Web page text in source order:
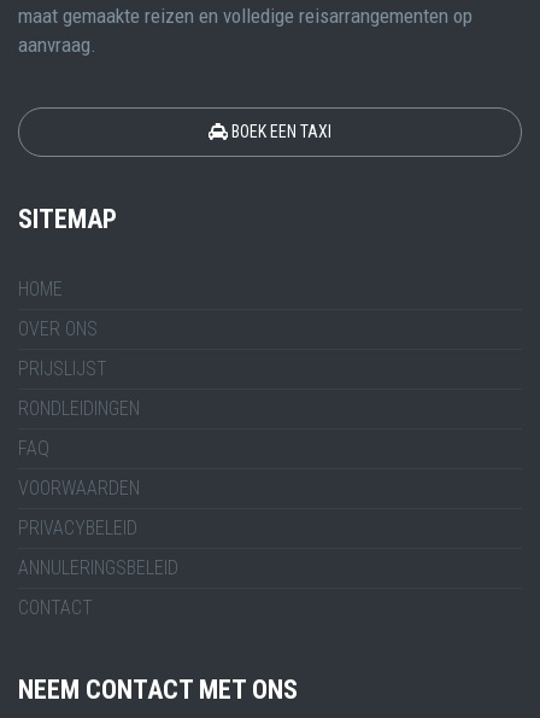
maat gemaakte reizen en volledige reisarrangementen op
aanvraag.
BOEK EEN TAXI
SITEMAP
HOME
OVER ONS
PRIJSLIJST
RONDLEIDINGEN
FAQ
VOORWAARDEN
PRIVACYBELEID
ANNULERINGSBELEID
CONTACT
NEEM CONTACT MET ONS